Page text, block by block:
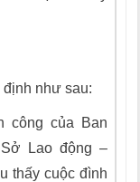
như sau:
công của Ban
Lao động –
thấy cuộc đình